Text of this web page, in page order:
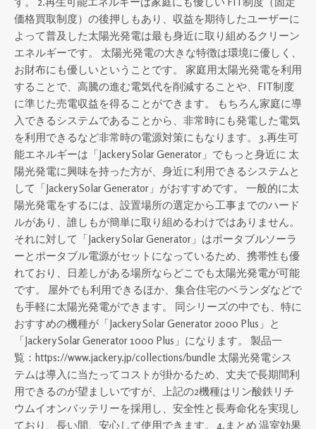
価格買取制度）の後押しもあり、収益を期待したユーザーに
よって普及した太陽光発電は最も身近に取り組めるクリーン
エネルギーです。 太陽光発電の大きな特徴は環境に優しく、
お財布にも優しいということです。 家庭用太陽光発電を利用
することで、高騰の進む電気代を削減することや、FIT制度
に準じた売電収益を得ることができます。 もちろん家庭に導
入できるシステムであることから、非常時にも発電した電気
を利用できるなど非常時の電源対策にもなります。 3.再生可
能エネルギーは「Jackery Solar Generator」でもっと身近に 太
陽光発電に興味を持った方が、身近に利用できるシステムと
して「Jackery Solar Generator」がおすすめです。 一般的に太
陽光発電をするには、設置場所の選定から工事までのハード
ルがあり、誰しもが簡単に取り組めるわけではありません。
それに対して「Jackery Solar Generator」はポータブルソーラ
ーとポータブル電源がセットになっているため、携帯性も優
れており、日差しがある場所ならどこでも太陽光発電が可能
です。 屋外でも利用できるほか、集合住宅のベランダなどで
も手軽に太陽光発電ができます。 同シリーズの中でも、特に
おすすめの機種が「Jackery Solar Generator 2000 Plus」と
「Jackery Solar Generator 1000 Plus」になります。 製品一
覧：https://www.jackery.jp/collections/bundle 太陽光発電シス
テムは導入に当たってコストが掛かるため、丈夫で長期間利
用できるのが望ましいですが、上記の2機種はリン酸鉄リチ
ウムイオンバッテリーを採用し、安全性と長寿命化を実現し
ており、長い間、安心して使用できます。 4.まとめ 温室効果